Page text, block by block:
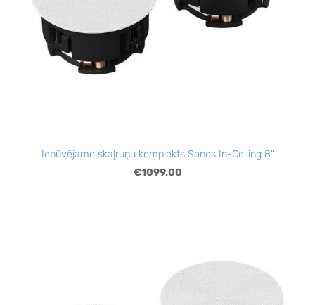
Iebūvējamo skaļruņu komplekts Sonos In-Ceiling 8"
€1099.00